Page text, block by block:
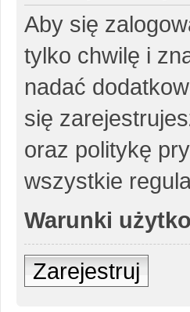
Aby się
tylko chwilę i
nadać
się
oraz politykę
wszystkie
Warunki
Zarejestruj